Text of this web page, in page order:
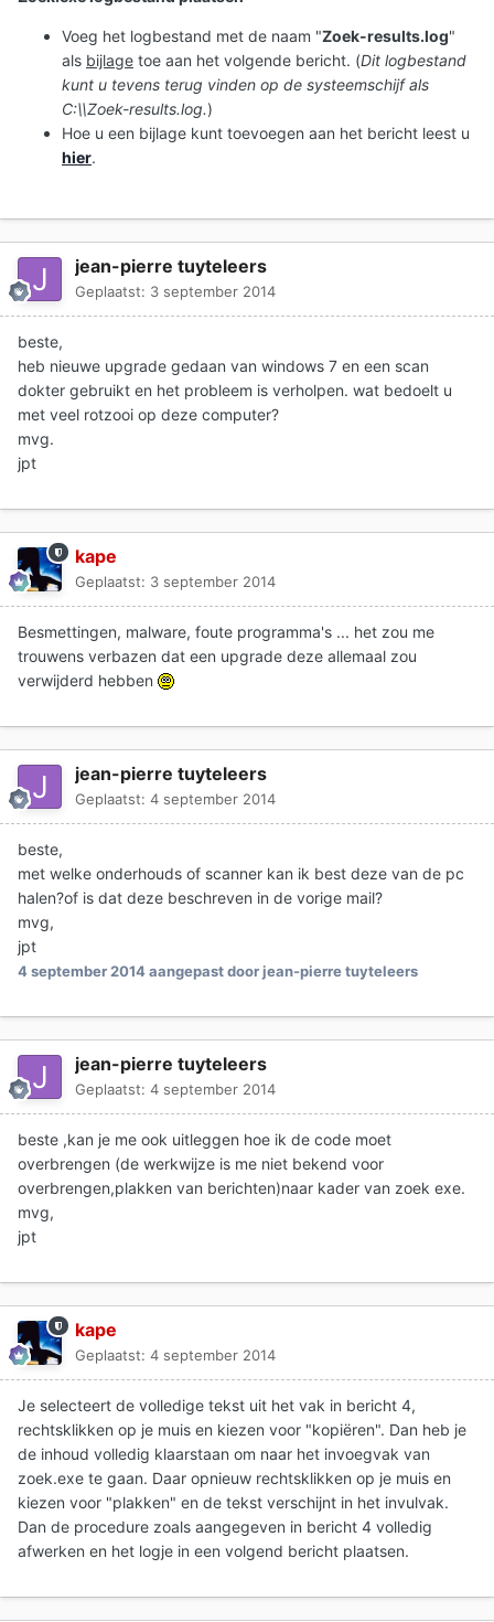
Voeg het logbestand met de naam "Zoek-results.log"
als bijlage toe aan het volgende bericht. (Dit logbestand
kunt u tevens terug vinden op de systeemschijf als
C:\\Zoek-results.log.)
Hoe u een bijlage kunt toevoegen aan het bericht leest u
hier.
jean-pierre tuyteleers
Geplaatst: 3 september 2014
beste,
heb nieuwe upgrade gedaan van windows 7 en een scan
dokter gebruikt en het probleem is verholpen. wat bedoelt u
met veel rotzooi op deze computer?
mvg.
jpt
kape
Geplaatst: 3 september 2014
Besmettingen, malware, foute programma's ... het zou me
trouwens verbazen dat een upgrade deze allemaal zou
verwijderd hebben
jean-pierre tuyteleers
Geplaatst: 4 september 2014
beste,
met welke onderhouds of scanner kan ik best deze van de pc
halen?of is dat deze beschreven in de vorige mail?
mvg,
jpt
4 september 2014aangepast door jean-pierre tuyteleers
jean-pierre tuyteleers
Geplaatst: 4 september 2014
beste ,kan je me ook uitleggen hoe ik de code moet
overbrengen (de werkwijze is me niet bekend voor
overbrengen,plakken van berichten)naar kader van zoek exe.
mvg,
jpt
kape
Geplaatst: 4 september 2014
Je selecteert de volledige tekst uit het vak in bericht 4,
rechtsklikken op je muis en kiezen voor "kopiëren". Dan heb je
de inhoud volledig klaarstaan om naar het invoegvak van
zoek.exe te gaan. Daar opnieuw rechtsklikken op je muis en
kiezen voor "plakken" en de tekst verschijnt in het invulvak.
Dan de procedure zoals aangegeven in bericht 4 volledig
afwerken en het logje in een volgend bericht plaatsen.